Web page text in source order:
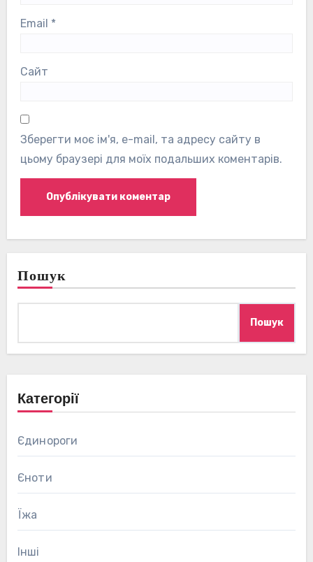
Email *
Сайт
Зберегти моє ім'я, e-mail, та адресу сайту в
цьому браузері для моїх подальших коментарів.
Пошук
Пошук
Категорії
Єдинороги
Єноти
Їжа
Інші